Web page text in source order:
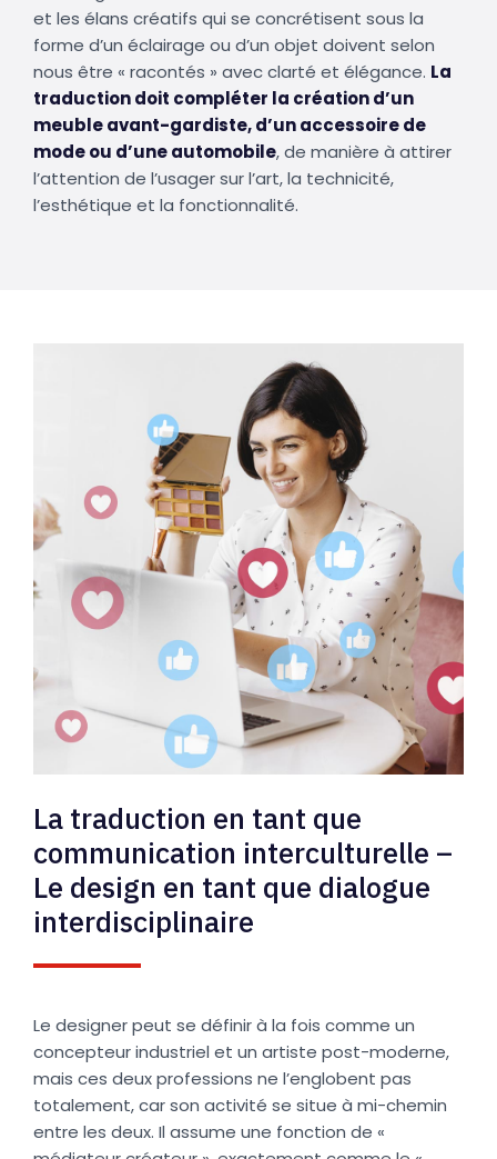
et les élans créatifs qui se concrétisent sous la
forme d’un éclairage ou d’un objet doivent selon
nous être « racontés » avec clarté et élégance. La
traduction doit compléter la création d’un
meuble avant-gardiste, d’un accessoire de
mode ou d’une automobile, de manière à attirer
l’attention de l’usager sur l’art, la technicité,
l’esthétique et la fonctionnalité.
La traduction en tant que
communication interculturelle –
Le design en tant que dialogue
interdisciplinaire
Le designer peut se définir à la fois comme un
concepteur industriel et un artiste post-moderne,
mais ces deux professions ne l’englobent pas
totalement, car son activité se situe à mi-chemin
entre les deux. Il assume une fonction de «